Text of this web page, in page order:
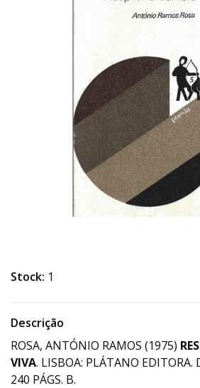
Stock: 1
Descrição
ROSA, ANTÓNIO RAMOS (1975)
VIVA. LISBOA: PLÁTANO EDITORA.
240 PÁGS. B.